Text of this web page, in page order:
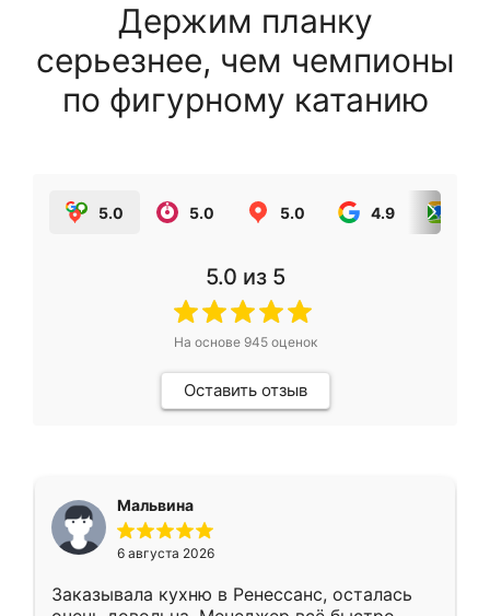
Держим планку
серьезнее, чем чемпионы
по фигурному катанию
5.0 5.0 5.0 4.9
5.0 из 5
На основе 945оценок
Оставить отзыв
Мальвина
6 августа 2026
Заказывала кухню в Ренессанс, осталась